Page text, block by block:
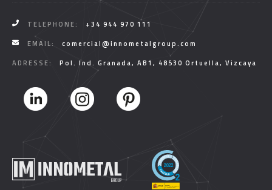
TELEPHONE:
+34 944 970 111
EMAIL:
comercial@innometalgroup.com
ADRESSE:
Pol. Ind. Granada, AB1, 48530 Ortuella, Vizcaya